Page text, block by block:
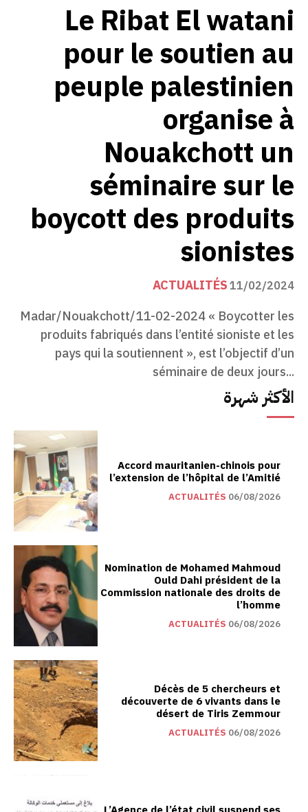
Le Ribat El watani
pour le soutien au
peuple palestinien
organise à
Nouakchott un
séminaire sur le
boycott des produits
sionistes
ACTUALITÉS11/02/2024
Madar/Nouakchott/11-02-2024 « Boycotter les
produits fabriqués dans l’entité sioniste et les
pays qui la soutiennent », est l’objectif d’un
séminaire de deux jours...
الأكثر شهرة
Accord mauritanien-chinois pour
l’extension de l’hôpital de l’Amitié
ACTUALITÉS 06/08/2026
Nomination de Mohamed Mahmoud
Ould Dahi président de la
Commission nationale des droits de
l’homme
ACTUALITÉS 06/08/2026
Décès de 5 chercheurs et
découverte de 6 vivants dans le
désert de Tiris Zemmour
ACTUALITÉS 06/08/2026